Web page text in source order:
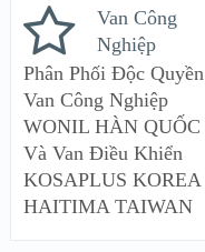
Van Công
Nghiệp
Phân Phối Độc Quyền
Van Công Nghiệp
WONIL HÀN QUỐC
Và Van Điều Khiển
KOSAPLUS KOREA
HAITIMA TAIWAN